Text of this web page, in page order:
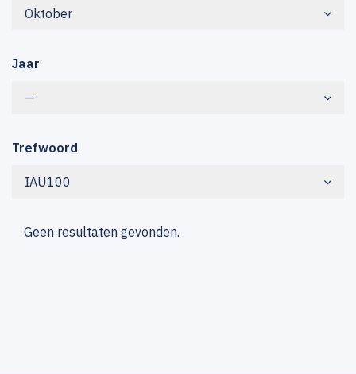
Oktober
Jaar
—
Trefwoord
IAU100
Geen resultaten gevonden.